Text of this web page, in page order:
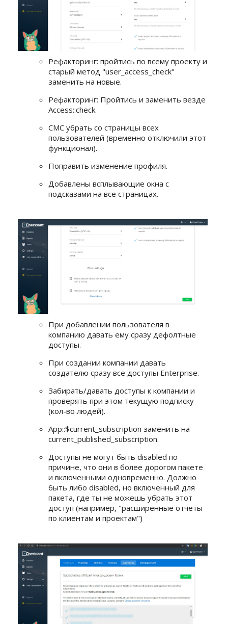
Рефакторинг: пройтись по всему проекту и
старый метод "user_access_check"
заменить на новые.
Рефакторинг: Пройтись и заменить везде
Access::check.
СМС убрать со страницы всех
пользователей (временно отключили этот
функционал).
Поправить изменение профиля.
Добавлены всплывающие окна с
подсказами на все страницах.
При добавлении пользователя в
компанию давать ему сразу дефолтные
доступы.
При создании компании давать
создателю сразу все доступы Enterprise.
Забирать/давать доступы к компании и
проверять при этом текущую подписку
(кол-во людей).
App::$current_subscription заменить на
current_published_subscription.
Доступы не могут быть disabled по
причине, что они в более дорогом пакете
и включенными одновременно. Должно
быть либо disabled, но включенный для
пакета, где ты не можешь убрать этот
доступ (например, "расширенные отчеты
по клиентам и проектам")